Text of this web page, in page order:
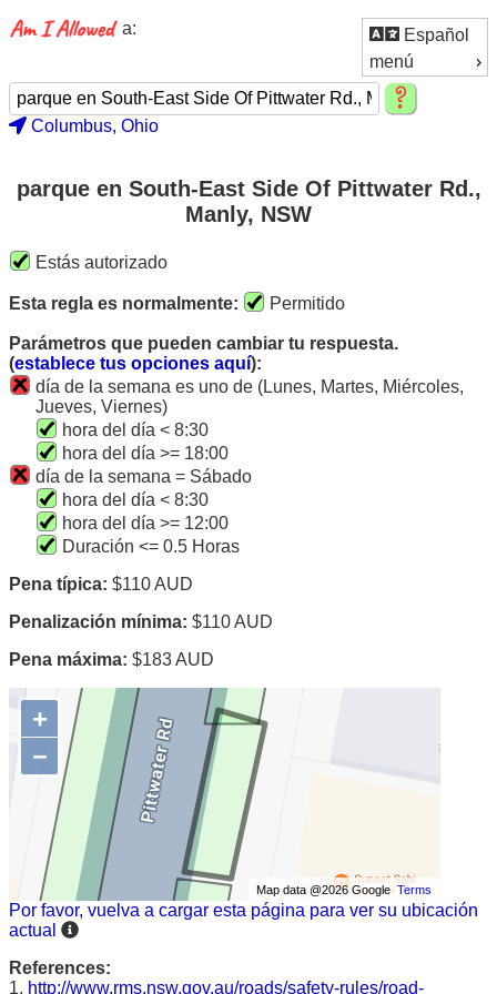
Español
menú
a:
Columbus, Ohio
parque en South-East Side Of Pittwater Rd.,
Manly, NSW
Estás autorizado
Esta regla es normalmente: Permitido
Parámetros que pueden cambiar tu respuesta.
(establece tus opciones aquí):
día de la semana es uno de (Lunes, Martes, Miércoles,
Jueves, Viernes)
hora del día < 8:30
hora del día >= 18:00
día de la semana = Sábado
hora del día < 8:30
hora del día >= 12:00
Duración <= 0.5 Horas
Pena típica: $110 AUD
Penalización mínima: $110 AUD
Pena máxima: $183 AUD
+
−
Map data @2026 GoogleTerms
Por favor, vuelva a cargar esta página para ver su ubicación
actual
References:
1. http://www.rms.nsw.gov.au/roads/safety-rules/road-